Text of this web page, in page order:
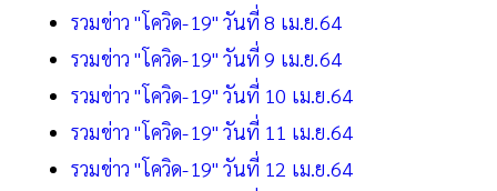
รวมข่าว "โควิด-19" วันที่ 8 เม.ย.64
รวมข่าว "โควิด-19" วันที่ 9 เม.ย.64
รวมข่าว "โควิด-19" วันที่ 10 เม.ย.64
รวมข่าว "โควิด-19" วันที่ 11 เม.ย.64
รวมข่าว "โควิด-19" วันที่ 12 เม.ย.64